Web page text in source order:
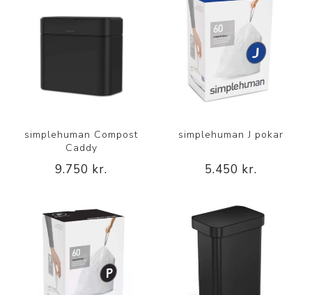
simplehuman Compost
Caddy
9.750 kr.
simplehuman J pokar
5.450 kr.